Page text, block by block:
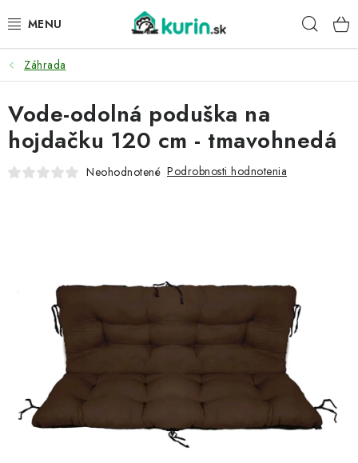
na
PRE HYDINU
PRE PSY
PRE ZAJACE
PRE VTÁKY
DARČEKOVÝ POUKAZ
Náš príbeh od začiatku Doprava
Blog
Hodnotenie obchodu
Obchodné podmienky
Záhrada
Vode-odolná poduška na
hojdačku 120 cm - tmavohnedá
Neohodnotené Podrobnosti hodnotenia